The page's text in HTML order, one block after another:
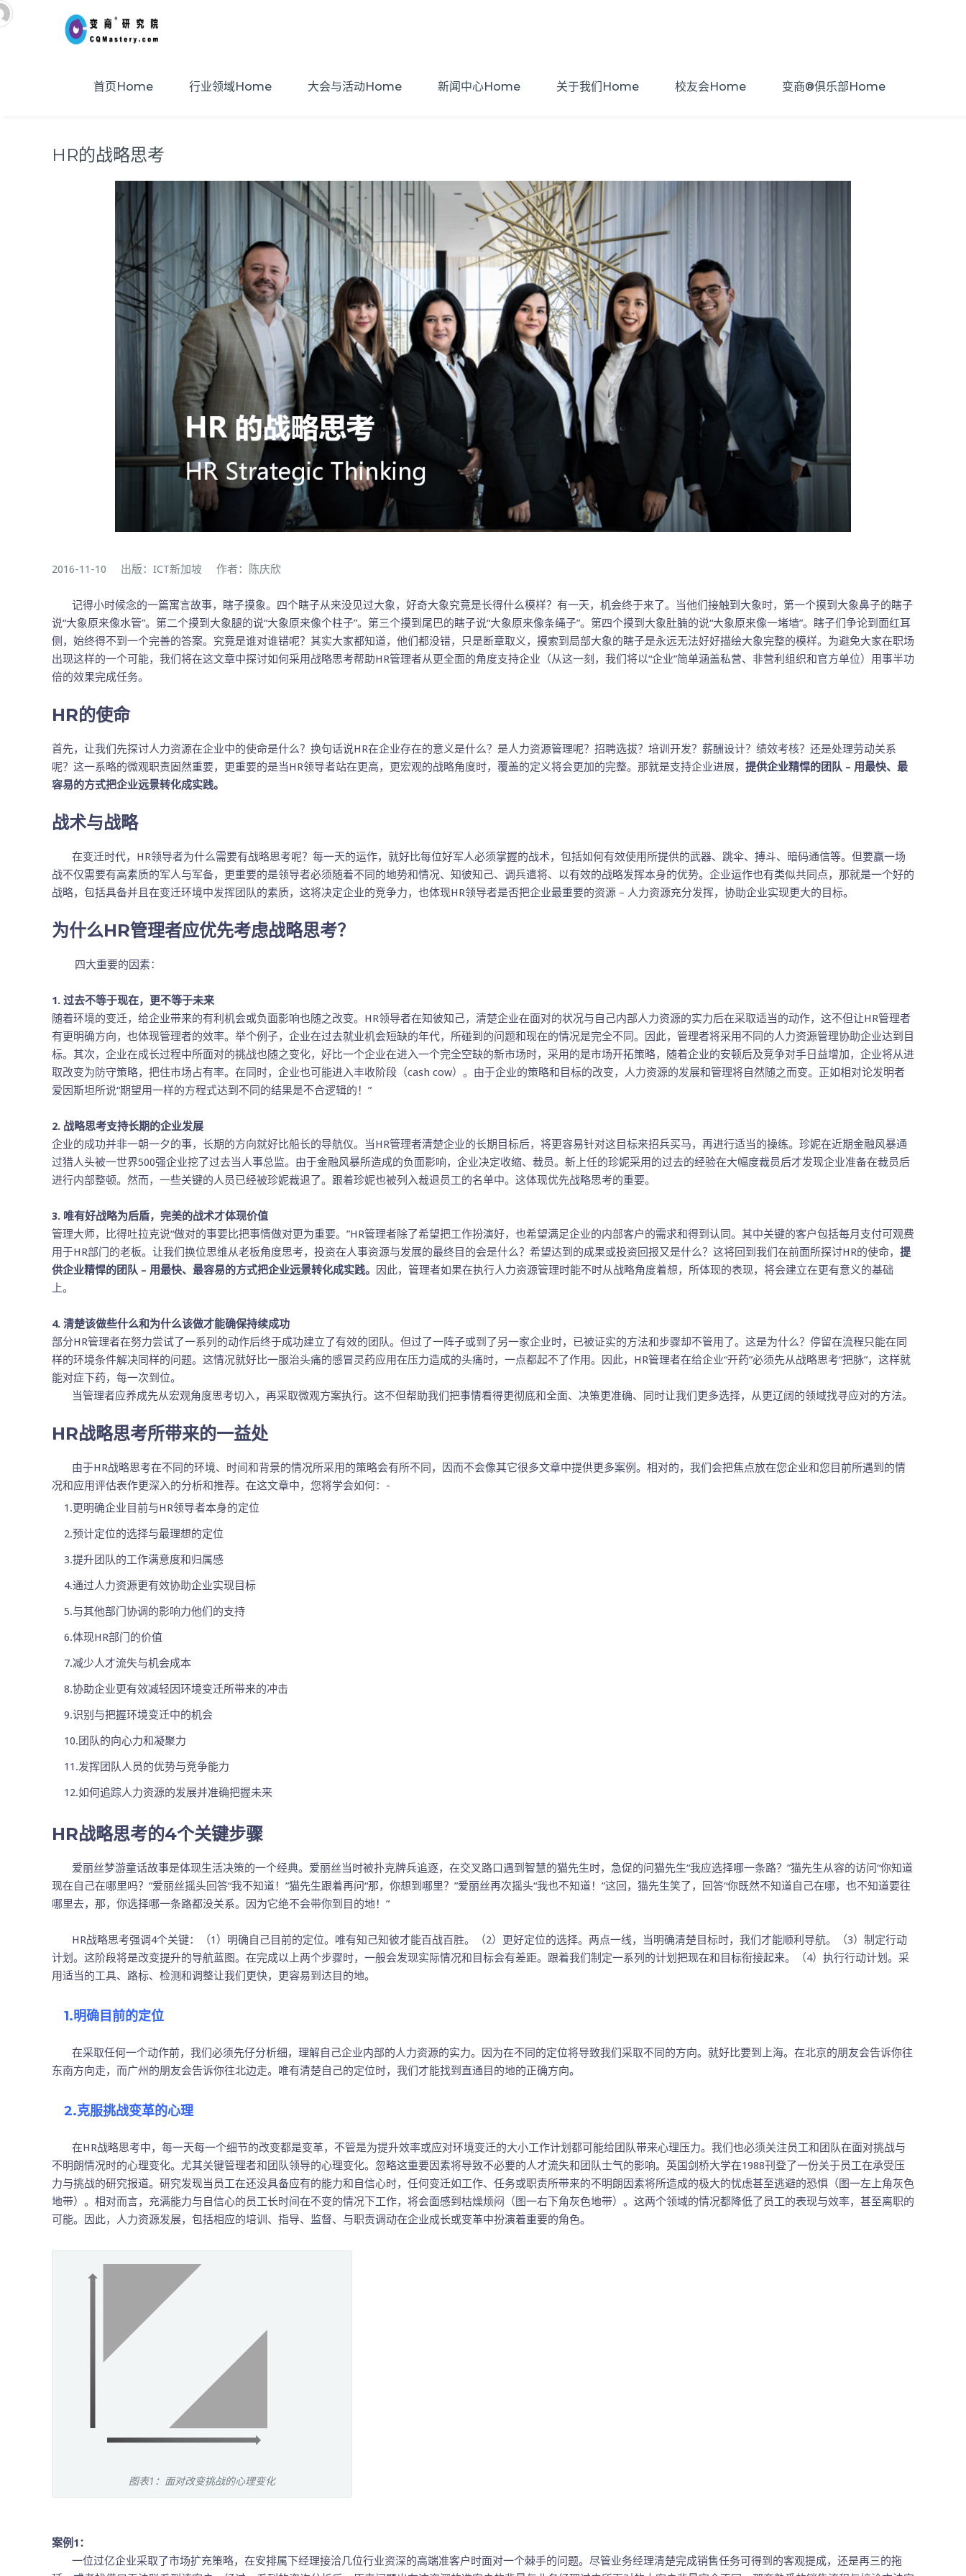
首页Home 行业领域Home 大会与活动Home 新闻中心Home 关于我们Home 校友会Home 变商®俱乐部Home
HR的战略思考
2016-11-10 出版：ICT新加坡 作者：陈庆欣
记得小时候念的一篇寓言故事，瞎子摸象。四个瞎子从来没见过大象，好奇大象究竟是长得什么模样？有一天，机会终于来了。当他们接触到大象时，第一个摸到大象鼻子的瞎子
说“大象原来像水管”。第二个摸到大象腿的说“大象原来像个柱子”。第三个摸到尾巴的瞎子说“大象原来像条绳子”。第四个摸到大象肚腩的说“大象原来像一堵墙”。瞎子们争论到面红耳
侧，始终得不到一个完善的答案。究竟是谁对谁错呢？其实大家都知道，他们都没错，只是断章取义，摸索到局部大象的瞎子是永远无法好好描绘大象完整的模样。为避免大家在职场
出现这样的一个可能，我们将在这文章中探讨如何采用战略思考帮助HR管理者从更全面的角度支持企业（从这一刻，我们将以“企业”简单涵盖私营、非营利组织和官方单位）用事半功
倍的效果完成任务。
HR的使命
首先，让我们先探讨人力资源在企业中的使命是什么？换句话说HR在企业存在的意义是什么？是人力资源管理呢？招聘选拔？培训开发？薪酬设计？绩效考核？还是处理劳动关系
呢？这一系略的微观职责固然重要，更重要的是当HR领导者站在更高，更宏观的战略角度时，覆盖的定义将会更加的完整。那就是支持企业进展， 提供企业精悍的团队 – 用最快、最
容易的方式把企业远景转化成实践。
战术与战略
在变迁时代，HR领导者为什么需要有战略思考呢？每一天的运作，就好比每位好军人必须掌握的战术，包括如何有效使用所提供的武器、跳伞、搏斗、暗码通信等。但要赢一场
战不仅需要有高素质的军人与军备，更重要的是领导者必须随着不同的地势和情况、知彼知己、调兵遣将、以有效的战略发挥本身的优势。企业运作也有类似共同点，那就是一个好的
战略，包括具备并且在变迁环境中发挥团队的素质，这将决定企业的竞争力，也体现HR领导者是否把企业最重要的资源 – 人力资源充分发挥，协助企业实现更大的目标。
为什么HR管理者应优先考虑战略思考？
四大重要的因素：
1. 过去不等于现在，更不等于未来
随着环境的变迁，给企业带来的有利机会或负面影响也随之改变。HR领导者在知彼知己，清楚企业在面对的状况与自己内部人力资源的实力后在采取适当的动作，这不但让HR管理者
有更明确方向，也体现管理者的效率。举个例子，企业在过去就业机会短缺的年代，所碰到的问题和现在的情况是完全不同。因此，管理者将采用不同的人力资源管理协助企业达到目
标。其次，企业在成长过程中所面对的挑战也随之变化，好比一个企业在进入一个完全空缺的新市场时，采用的是市场开拓策略，随着企业的安顿后及竞争对手日益增加，企业将从进
取改变为防守策略，把住市场占有率。在同时，企业也可能进入丰收阶段（cash cow）。由于企业的策略和目标的改变，人力资源的发展和管理将自然随之而变。正如相对论发明者
爱因斯坦所说“期望用一样的方程式达到不同的结果是不合逻辑的！”
2. 战略思考支持长期的企业发展
企业的成功并非一朝一夕的事，长期的方向就好比船长的导航仪。当HR管理者清楚企业的长期目标后，将更容易针对这目标来招兵买马，再进行适当的操练。珍妮在近期金融风暴通
过猎人头被一世界500强企业挖了过去当人事总监。由于金融风暴所造成的负面影响，企业决定收缩、裁员。新上任的珍妮采用的过去的经验在大幅度裁员后才发现企业准备在裁员后
进行内部整顿。然而，一些关键的人员已经被珍妮裁退了。跟着珍妮也被列入裁退员工的名单中。这体现优先战略思考的重要。
3. 唯有好战略为后盾，完美的战术才体现价值
管理大师，比得吐拉克说“做对的事要比把事情做对更为重要。”HR管理者除了希望把工作扮演好，也希望满足企业的内部客户的需求和得到认同。其中关键的客户包括每月支付可观费
用于HR部门的老板。让我们换位思维从老板角度思考，投资在人事资源与发展的最终目的会是什么？希望达到的成果或投资回报又是什么？这将回到我们在前面所探讨HR的使命， 提
供企业精悍的团队 – 用最快、最容易的方式把企业远景转化成实践。
因此，管理者如果在执行人力资源管理时能不时从战略角度着想，所体现的表现，将会建立在更有意义的基础
上。
4. 清楚该做些什么和为什么该做才能确保持续成功
部分HR管理者在努力尝试了一系列的动作后终于成功建立了有效的团队。但过了一阵子或到了另一家企业时，已被证实的方法和步骤却不管用了。这是为什么？停留在流程只能在同
样的环境条件解决同样的问题。这情况就好比一服治头痛的感冒灵药应用在压力造成的头痛时，一点都起不了作用。因此，HR管理者在给企业“开药”必须先从战略思考“把脉”，这样就
能对症下药，每一次到位。
当管理者应养成先从宏观角度思考切入，再采取微观方案执行。这不但帮助我们把事情看得更彻底和全面、决策更准确、同时让我们更多选择，从更辽阔的领域找寻应对的方法。
HR战略思考所带来的一益处
由于HR战略思考在不同的环境、时间和背景的情况所采用的策略会有所不同，因而不会像其它很多文章中提供更多案例。相对的，我们会把焦点放在您企业和您目前所遇到的情
况和应用评估表作更深入的分析和推荐。在这文章中，您将学会如何：-
1.更明确企业目前与HR领导者本身的定位
2.预计定位的选择与最理想的定位
3.提升团队的工作满意度和归属感
4.通过人力资源更有效协助企业实现目标
5.与其他部门协调的影响力他们的支持
6.体现HR部门的价值
7.减少人才流失与机会成本
8.协助企业更有效减轻因环境变迁所带来的冲击
9.识别与把握环境变迁中的机会
10.团队的向心力和凝聚力
11.发挥团队人员的优势与竞争能力
12.如何追踪人力资源的发展并准确把握未来
HR战略思考的4个关键步骤
爱丽丝梦游童话故事是体现生活决策的一个经典。爱丽丝当时被扑克牌兵追逐，在交叉路口遇到智慧的猫先生时，急促的问猫先生“我应选择哪一条路？”猫先生从容的访问“你知道
现在自己在哪里吗？”爱丽丝摇头回答“我不知道！”猫先生跟着再问“那，你想到哪里？”爱丽丝再次摇头“我也不知道！”这回，猫先生笑了，回答“你既然不知道自己在哪，也不知道要往
哪里去，那，你选择哪一条路都没关系。因为它绝不会带你到目的地！”
HR战略思考强调4个关键：（1）明确自己目前的定位。唯有知己知彼才能百战百胜。（2）更好定位的选择。两点一线，当明确清楚目标时，我们才能顺利导航。（3）制定行动
计划。这阶段将是改变提升的导航蓝图。在完成以上两个步骤时，一般会发现实际情况和目标会有差距。跟着我们制定一系列的计划把现在和目标衔接起来。（4）执行行动计划。采
用适当的工具、路标、检测和调整让我们更快，更容易到达目的地。
1.明确目前的定位
在采取任何一个动作前，我们必须先仔分析细，理解自己企业内部的人力资源的实力。因为在不同的定位将导致我们采取不同的方向。就好比要到上海。在北京的朋友会告诉你往
东南方向走，而广州的朋友会告诉你往北边走。唯有清楚自己的定位时，我们才能找到直通目的地的正确方向。
2.克服挑战变革的心理
在HR战略思考中，每一天每一个细节的改变都是变革，不管是为提升效率或应对环境变迁的大小工作计划都可能给团队带来心理压力。我们也必须关注员工和团队在面对挑战与
不明朗情况时的心理变化。尤其关键管理者和团队领导的心理变化。忽略这重要因素将导致不必要的人才流失和团队士气的影响。英国剑桥大学在1988刊登了一份关于员工在承受压
力与挑战的研究报道。研究发现当员工在还没具备应有的能力和自信心时，任何变迁如工作、任务或职责所带来的不明朗因素将所造成的极大的忧虑甚至逃避的恐惧（图一左上角灰色
地带）。相对而言，充满能力与自信心的员工长时间在不变的情况下工作，将会面感到枯燥烦闷（图一右下角灰色地带）。这两个领域的情况都降低了员工的表现与效率，甚至离职的
可能。因此，人力资源发展，包括相应的培训、指导、监督、与职责调动在企业成长或变革中扮演着重要的角色。
图表1：面对改变挑战的心理变化
案例1：
一位过亿企业采取了市场扩充策略，在安排属下经理接洽几位行业资深的高端准客户时面对一个棘手的问题。尽管业务经理清楚完成销售任务可得到的客观提成，还是再三的拖